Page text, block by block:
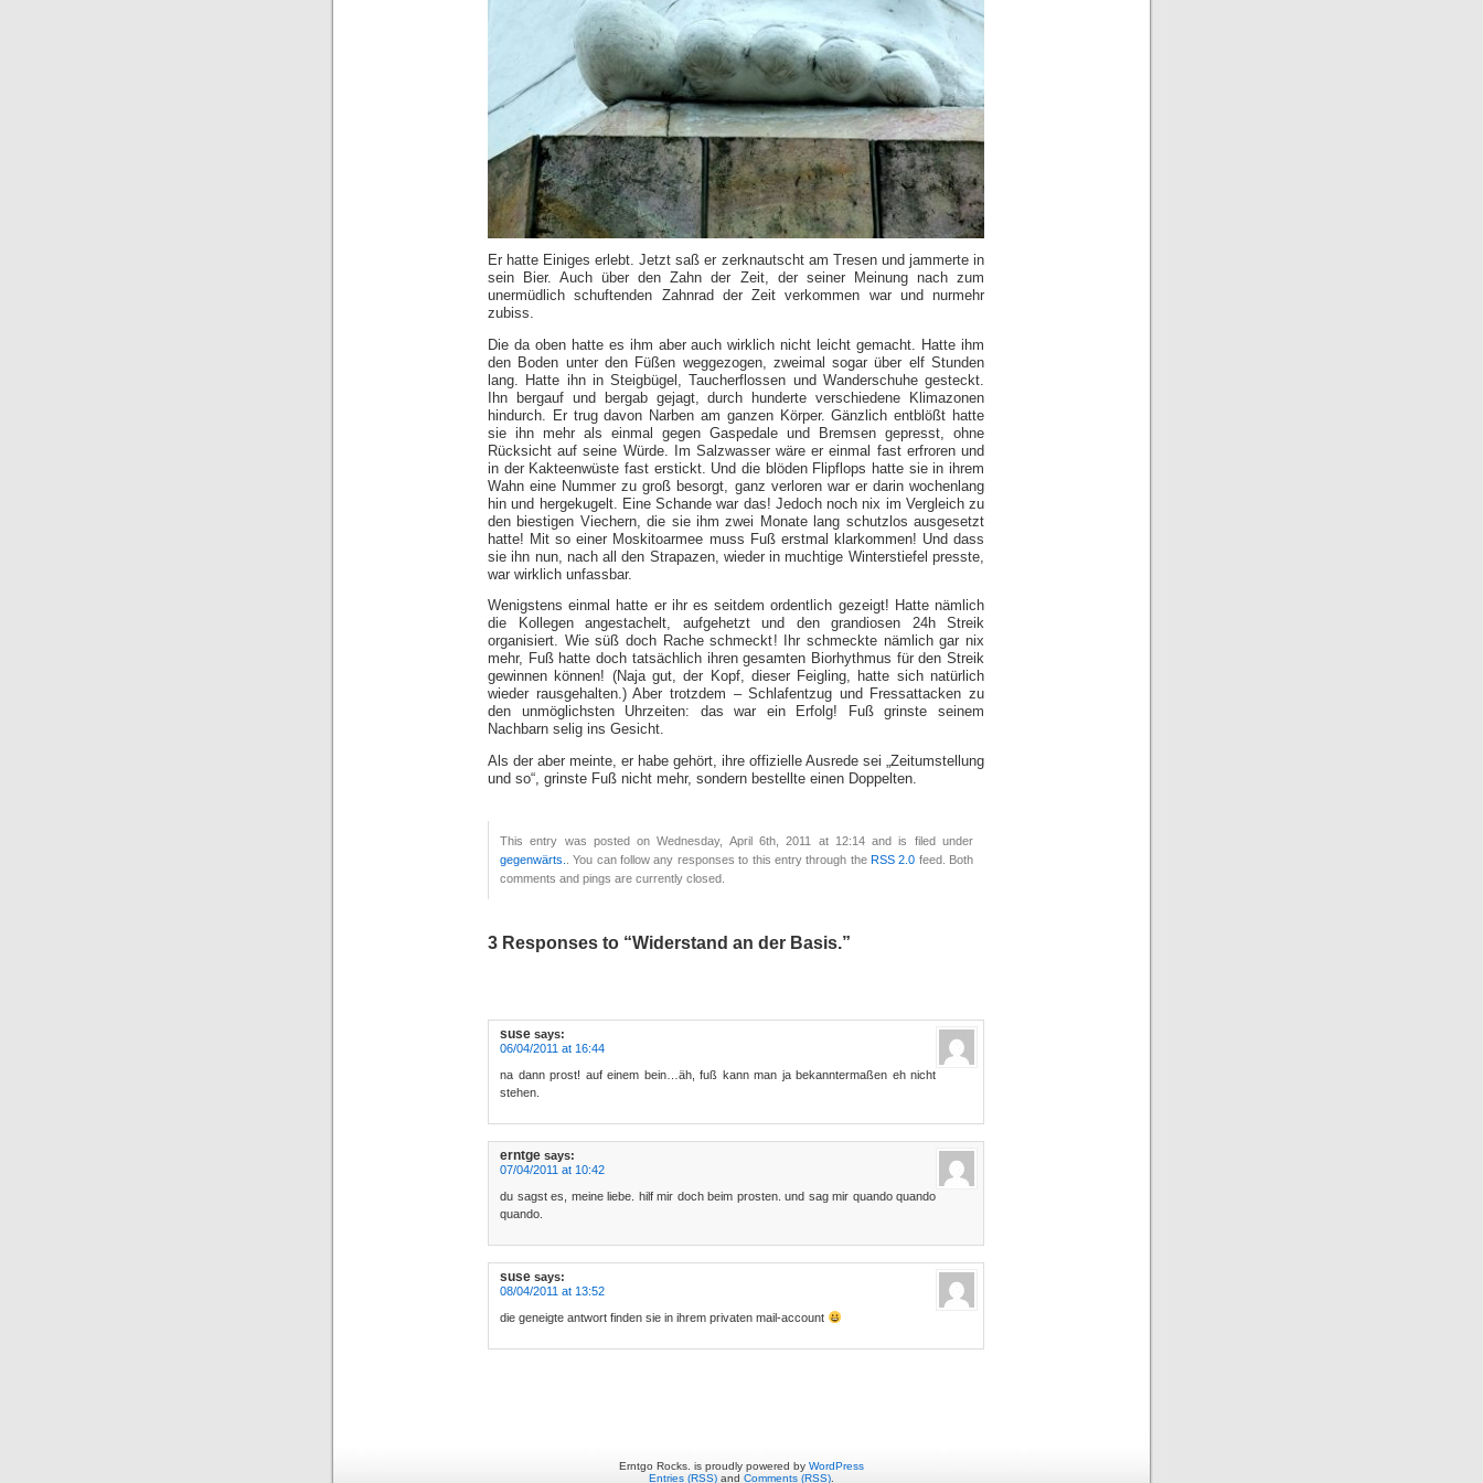
Er hatte Einiges erlebt. Jetzt saß er zerknautscht am Tresen und jammerte in
sein Bier. Auch über den Zahn der Zeit, der seiner Meinung nach zum
unermüdlich schuftenden Zahnrad der Zeit verkommen war und nurmehr
zubiss.
Die da oben hatte es ihm aber auch wirklich nicht leicht gemacht. Hatte ihm
den Boden unter den Füßen weggezogen, zweimal sogar über elf Stunden
lang. Hatte ihn in Steigbügel, Taucherflossen und Wanderschuhe gesteckt.
Ihn bergauf und bergab gejagt, durch hunderte verschiedene Klimazonen
hindurch. Er trug davon Narben am ganzen Körper. Gänzlich entblößt hatte
sie ihn mehr als einmal gegen Gaspedale und Bremsen gepresst, ohne
Rücksicht auf seine Würde. Im Salzwasser wäre er einmal fast erfroren und
in der Kakteenwüste fast erstickt. Und die blöden Flipflops hatte sie in ihrem
Wahn eine Nummer zu groß besorgt, ganz verloren war er darin wochenlang
hin und hergekugelt. Eine Schande war das! Jedoch noch nix im Vergleich zu
den biestigen Viechern, die sie ihm zwei Monate lang schutzlos ausgesetzt
hatte! Mit so einer Moskitoarmee muss Fuß erstmal klarkommen! Und dass
sie ihn nun, nach all den Strapazen, wieder in muchtige Winterstiefel presste,
war wirklich unfassbar.
Wenigstens einmal hatte er ihr es seitdem ordentlich gezeigt! Hatte nämlich
die Kollegen angestachelt, aufgehetzt und den grandiosen 24h Streik
organisiert. Wie süß doch Rache schmeckt! Ihr schmeckte nämlich gar nix
mehr, Fuß hatte doch tatsächlich ihren gesamten Biorhythmus für den Streik
gewinnen können! (Naja gut, der Kopf, dieser Feigling, hatte sich natürlich
wieder rausgehalten.) Aber trotzdem – Schlafentzug und Fressattacken zu
den unmöglichsten Uhrzeiten: das war ein Erfolg! Fuß grinste seinem
Nachbarn selig ins Gesicht.
Als der aber meinte, er habe gehört, ihre offizielle Ausrede sei „Zeitumstellung
und so“, grinste Fuß nicht mehr, sondern bestellte einen Doppelten.
This entry was posted on Wednesday, April 6th, 2011 at 12:14 and is filed under
gegenwärts.
. You can follow any responses to this entry through the RSS 2.0 feed. Both
comments and pings are currently closed.
3 Responses to “Widerstand an der Basis.”
suse says:
06/04/2011 at 16:44
na dann prost! auf einem bein…äh, fuß kann man ja bekanntermaßen eh nicht
stehen.
erntge says:
07/04/2011 at 10:42
du sagst es, meine liebe. hilf mir doch beim prosten. und sag mir quando quando
quando.
suse says:
08/04/2011 at 13:52
die geneigte antwort finden sie in ihrem privaten mail-account
Erntgo Rocks. is proudly powered by WordPress
Entries (RSS) and Comments (RSS)